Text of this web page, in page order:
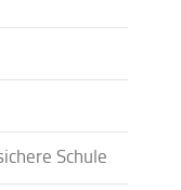
Schule